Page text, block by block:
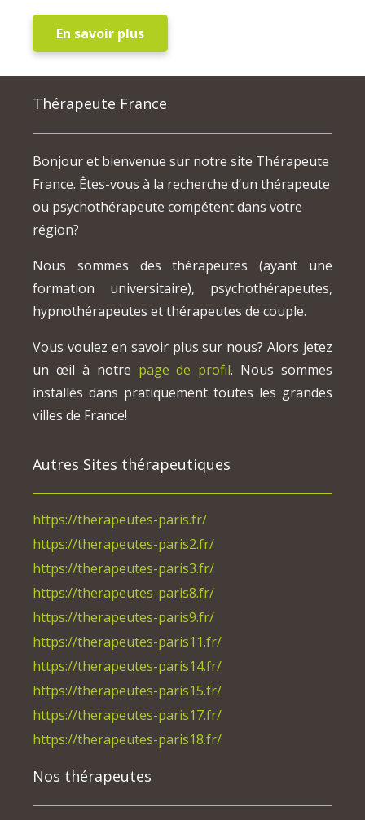
En savoir plus
Thérapeute France
Bonjour et bienvenue sur notre site Thérapeute
France. Êtes-vous à la recherche d’un thérapeute
ou psychothérapeute compétent dans votre
région?
Nous sommes des thérapeutes (ayant une
formation universitaire), psychothérapeutes,
hypnothérapeutes et thérapeutes de couple.
Vous voulez en savoir plus sur nous? Alors jetez
un œil à notre page de profil. Nous sommes
installés dans pratiquement toutes les grandes
villes de France!
Autres Sites thérapeutiques
https://therapeutes-paris.fr/
https://therapeutes-paris2.fr/
https://therapeutes-paris3.fr/
https://therapeutes-paris8.fr/
https://therapeutes-paris9.fr/
https://therapeutes-paris11.fr/
https://therapeutes-paris14.fr/
https://therapeutes-paris15.fr/
https://therapeutes-paris17.fr/
https://therapeutes-paris18.fr/
Nos thérapeutes